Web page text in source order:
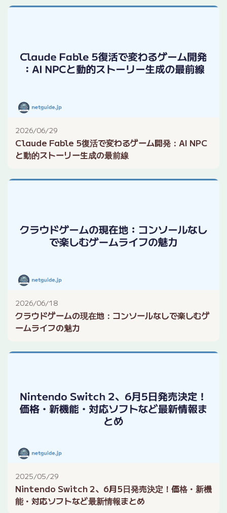
2026/06/29
Claude Fable 5復活で変わるゲーム開発：AI NPC
と動的ストーリー生成の最前線
2026/06/18
クラウドゲームの現在地：コンソールなしで楽しむゲ
ームライフの魅力
2025/05/29
Nintendo Switch 2、6月5日発売決定！価格・新機
能・対応ソフトなど最新情報まとめ